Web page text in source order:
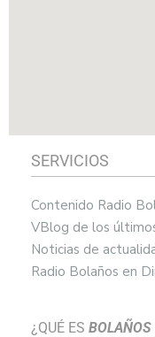
SERVICIOS
Contenido Radio
VBlog de los
Noticias de
Radio Bolaños en
¿QUÉ ES